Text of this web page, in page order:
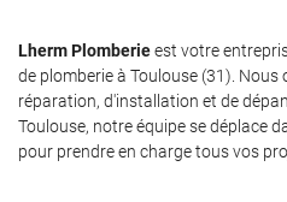
Rafraîchir le captcha
En cochant cette case, vous consentez à
l'adresse email indiqué ci-dessus. Vous
utilisantle formulaire de désinscription.
Lherm Plomberieest votre
de plomberie à Toulouse (31).
réparation, d'installation et de
Toulouse, notre équipe se déplace
pour prendre en charge tous vos